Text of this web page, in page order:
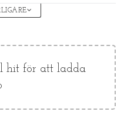
hit för att ladda